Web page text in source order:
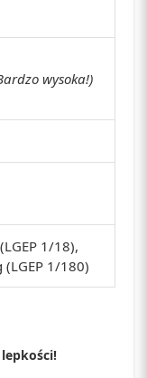
wysoka!)
1/18),
(LGEP 1/180)
lepkości!